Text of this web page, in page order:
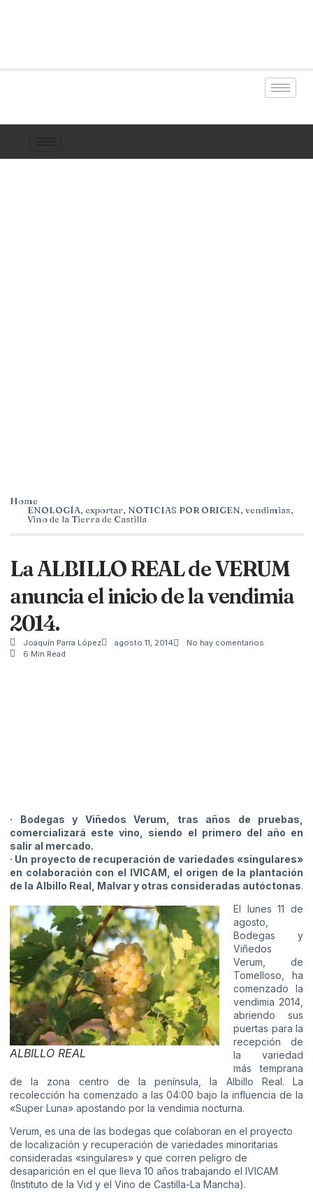
Home
ENOLOGÍA, exportar, NOTICIAS POR ORIGEN, vendimias,
Vino de la Tierra de Castilla
La ALBILLO REAL de VERUM
anuncia el inicio de la vendimia
2014.
Joaquín Parra López agosto 11, 2014
No hay comentarios
6 Min Read
· Bodegas y Viñedos Verum, tras años de pruebas,
comercializará este vino, siendo el primero del año en
salir al mercado.
· Un proyecto de recuperación de variedades «singulares»
en colaboración con el IVICAM, el origen de la plantación
de la Albillo Real, Malvar y otras consideradas autóctonas.
ALBILLO REAL
El lunes 11 de
agosto,
Bodegas y
Viñedos
Verum, de
Tomelloso, ha
comenzado la
vendimia 2014,
abriendo sus
puertas para la
recepción de
la variedad
más temprana
de la zona centro de la península, la Albillo Real. La
recolección ha comenzado a las 04:00 bajo la influencia de la
«Super Luna» apostando por la vendimia nocturna.
Verum, es una de las bodegas que colaboran en el proyecto
de localización y recuperación de variedades minoritarias
consideradas «singulares» y que corren peligro de
desaparición en el que lleva 10 años trabajando el IVICAM
(Instituto de la Vid y el Vino de Castilla-La Mancha).